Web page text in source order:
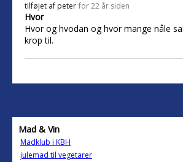
tilføjet af peter for 22 år siden
Hvor
Hvor og hvodan og hvor mange nåle
krop til.
Mad & Vin
Madklub i KBH
julemad til vegetarer